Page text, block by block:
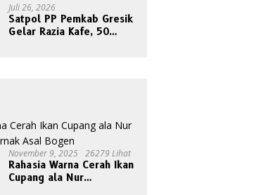
Juli 26, 2026
Satpol PP Pemkab Gresik
Gelar Razia Kafe, 50
November 9, 2025 26279 Lihat
Rahasia Warna Cerah Ikan
Cupang ala Nur